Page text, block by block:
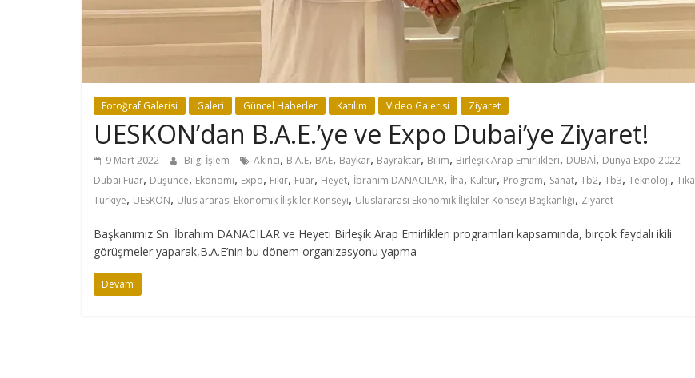
Fotoğraf Galerisi Galeri Güncel Haberler Katılım Video Galerisi Ziyaret
UESKON’dan B.A.E.’ye ve Expo Dubai’ye Ziyaret!
9 Mart 2022 Bilgi İşlem Akıncı, B.A.E, BAE, Baykar, Bayraktar, Bilim, Birleşik Arap Emirlikleri, DUBAİ, Dünya Expo 2022
Dubai Fuar, Düşünce, Ekonomi, Expo, Fikir, Fuar, Heyet, İbrahim DANACILAR, İha, Kültür, Program, Sanat, Tb2, Tb3, Teknoloji, Tika
Türkiye, UESKON, Uluslararası Ekonomik İlişkiler Konseyi, Uluslararası Ekonomik İlişkiler Konseyi Başkanlığı, Ziyaret
Başkanımız Sn. İbrahim DANACILAR ve Heyeti Birleşik Arap Emirlikleri programları kapsamında, birçok faydalı ikili
görüşmeler yaparak,B.A.E’nin bu dönem organizasyonu yapma
Devam